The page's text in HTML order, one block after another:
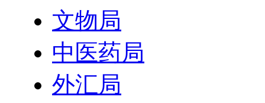
文物局
中医药局
外汇局